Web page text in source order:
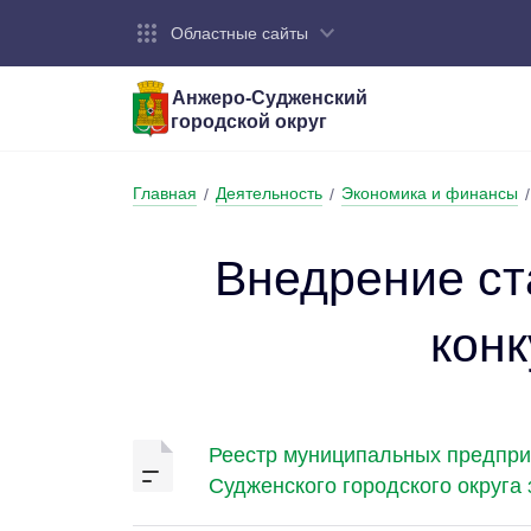
Областные сайты
Анжеро-Судженский
городской округ
Устав
Бюджет
Главная / Деятельность / Экономика и финансы /
Внедрение
Реестр муниципальных
Судженского городского округа